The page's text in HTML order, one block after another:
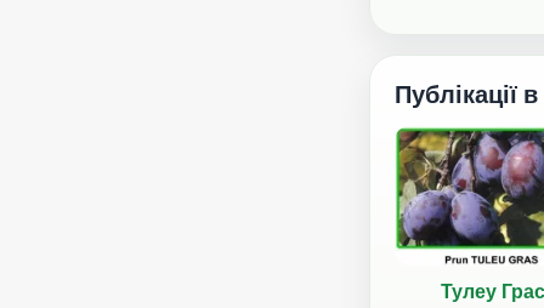
Публікації в
Тулеу Грас